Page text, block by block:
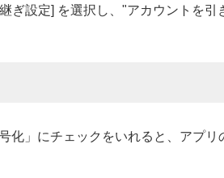
設定] を選択し、"アカウントを引
」にチェックをいれると、アプ